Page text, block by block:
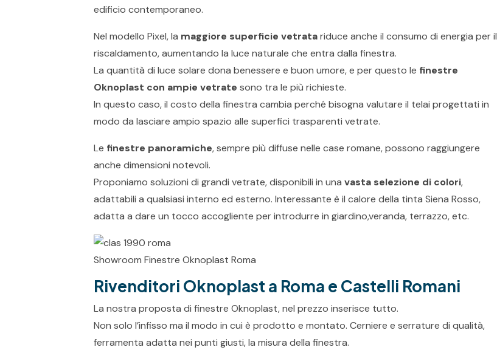
edificio contemporaneo.
Nel modello Pixel, la maggiore superficie vetratariduce anche il consumo di energia per il
riscaldamento, aumentando la luce naturale che entra dalla finestra.
La quantità di luce solare dona benessere e buon umore, e per questo le finestre
Oknoplast con ampie vetrate sono tra le più richieste.
In questo caso, il costo della finestra cambia perché bisogna valutare il telai progettati in
modo da lasciare ampio spazio alle superfici trasparenti vetrate.
Le finestre panoramiche, sempre più diffuse nelle case romane, possono raggiungere
anche dimensioni notevoli.
Proponiamo soluzioni di grandi vetrate, disponibili in una vasta selezione di colori,
adattabili a qualsiasi interno ed esterno. Interessante è il calore della tinta Siena Rosso,
adatta a dare un tocco accogliente per introdurre in giardino,veranda, terrazzo, etc.
Showroom Finestre Oknoplast Roma
Rivenditori Oknoplast a Roma e Castelli Romani
La nostra proposta di finestre Oknoplast, nel prezzo inserisce tutto.
Non solo l’infisso ma il modo in cui è prodotto e montato. Cerniere e serrature di qualità,
ferramenta adatta nei punti giusti, la misura della finestra.